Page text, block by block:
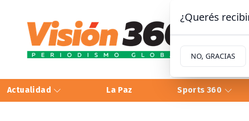
Actualidad La Paz Sports 360
¿Querés
NO, GRACIAS